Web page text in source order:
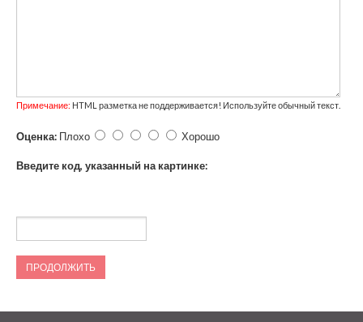
Примечание: HTML разметка не поддерживается! Используйте обычный текст.
Оценка: Плохо Хорошо
Введите код, указанный на картинке:
ПРОДОЛЖИТЬ